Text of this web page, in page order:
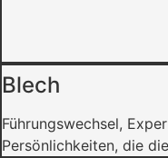
Blech
Führungswechsel,
Persönlichkeiten, die